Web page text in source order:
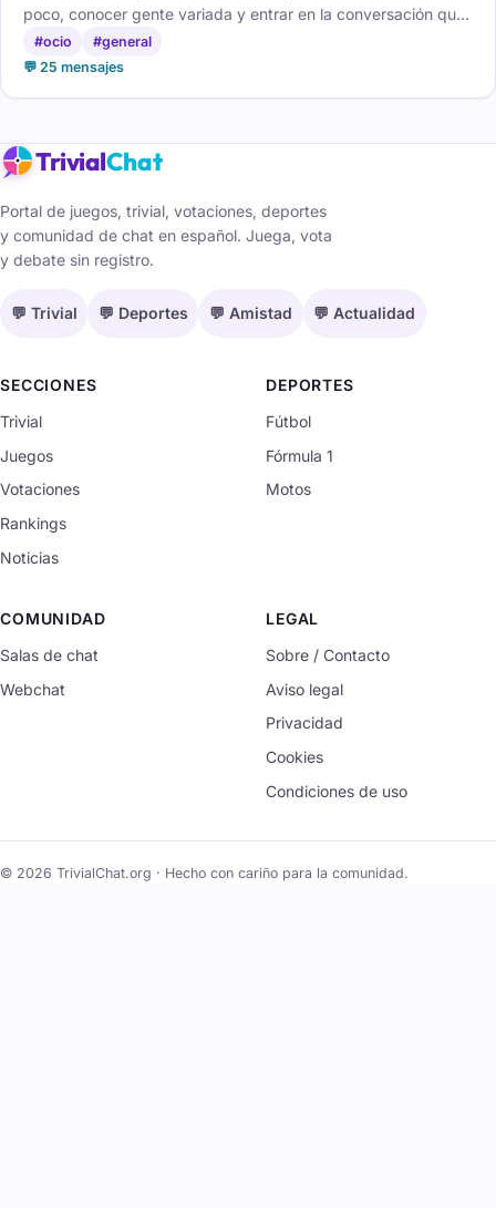
poco, conocer gente variada y entrar en la conversación que
más te apetezca.
#ocio
#general
💬 25 mensajes
TrivialChat
Portal de juegos, trivial, votaciones, deportes
y comunidad de chat en español. Juega, vota
y debate sin registro.
💬 Trivial 💬 Deportes 💬 Amistad 💬 Actualidad
SECCIONES
Trivial
Juegos
Votaciones
Rankings
Noticias
DEPORTES
Fútbol
Fórmula 1
Motos
COMUNIDAD
Salas de chat
Webchat
LEGAL
Sobre / Contacto
Aviso legal
Privacidad
Cookies
Condiciones de uso
© 2026 TrivialChat.org · Hecho con cariño para la comunidad.